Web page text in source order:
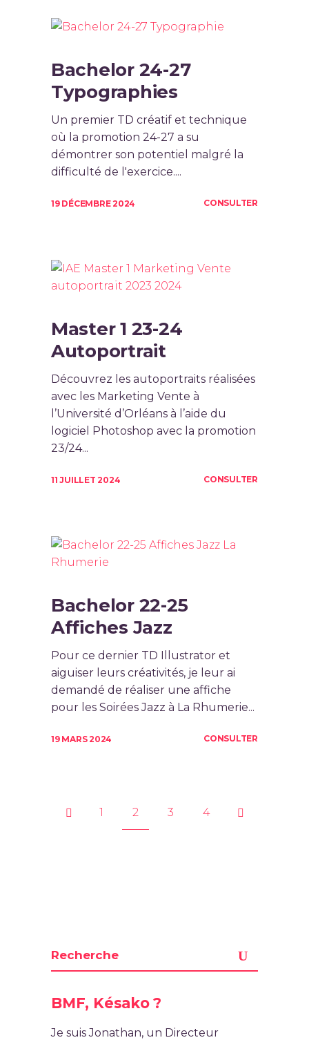
Bachelor 24-27
Typographies
Un premier TD créatif et technique
où la promotion 24-27 a su
démontrer son potentiel malgré la
difficulté de l'exercice....
19 DÉCEMBRE 2024 CONSULTER
Master 1 23-24
Autoportrait
Découvrez les autoportraits réalisées
avec les Marketing Vente à
l’Université d’Orléans à l’aide du
logiciel Photoshop avec la promotion
23/24...
11 JUILLET 2024 CONSULTER
Bachelor 22-25
Affiches Jazz
Pour ce dernier TD Illustrator et
aiguiser leurs créativités, je leur ai
demandé de réaliser une affiche
pour les Soirées Jazz à La Rhumerie...
19 MARS 2024 CONSULTER
1 2 3 4
BMF, Késako ?
Je suis Jonathan, un Directeur